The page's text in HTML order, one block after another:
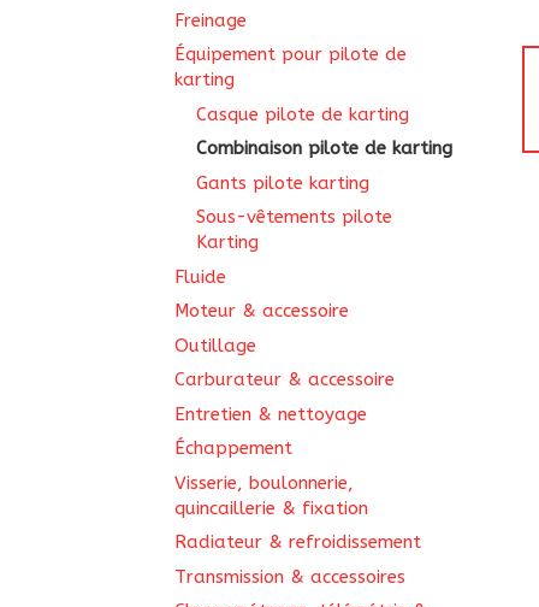
Freinage
Équipement pour pilote de
karting
Casque pilote de karting
Combinaison pilote de karting
Gants pilote karting
Sous-vêtements pilote
Karting
Fluide
Moteur & accessoire
Outillage
Carburateur & accessoire
Entretien & nettoyage
Échappement
Visserie, boulonnerie,
quincaillerie & fixation
Radiateur & refroidissement
Transmission & accessoires